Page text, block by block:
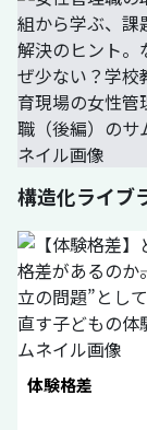
構造化ライブ
体験格差